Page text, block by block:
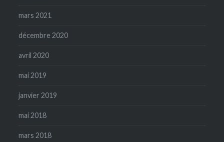
mars 2021
décembre 2020
avril 2020
mai 2019
janvier 2019
mai 2018
mars 2018